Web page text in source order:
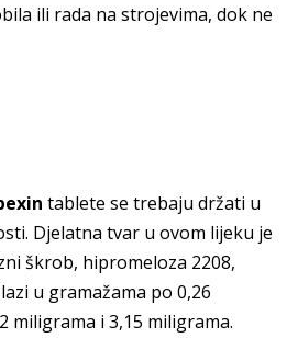
ili rada na strojevima, dok ne
tablete se trebaju držati u
Djelatna tvar u ovom lijeku je
škrob, hipromeloza 2208,
u gramažama po 0,26
miligrama i 3,15 miligrama.